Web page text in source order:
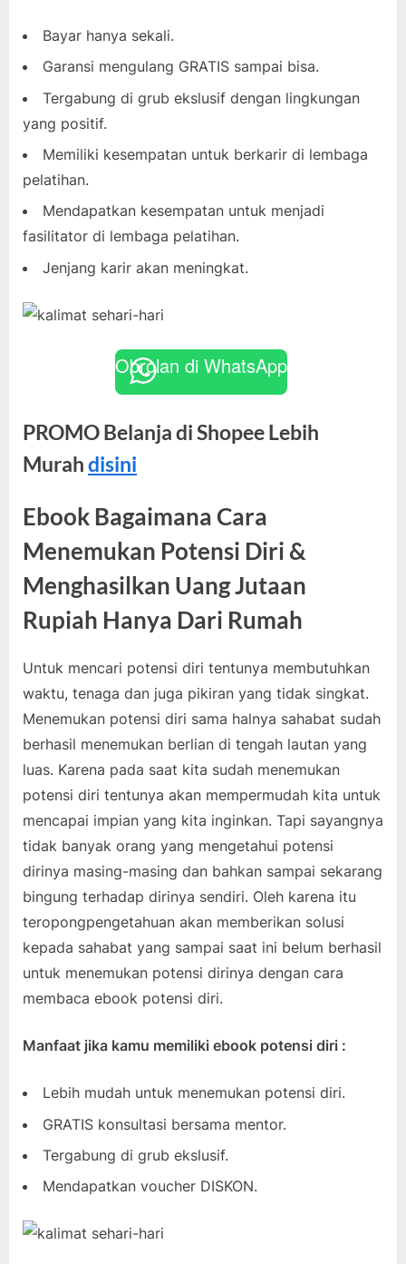
Bayar hanya sekali.
Garansi mengulang GRATIS sampai bisa.
Tergabung di grub ekslusif dengan lingkungan
yang positif.
Memiliki kesempatan untuk berkarir di lembaga
pelatihan.
Mendapatkan kesempatan untuk menjadi
fasilitator di lembaga pelatihan.
Jenjang karir akan meningkat.
Obrolan di WhatsApp
PROMO Belanja di Shopee Lebih
Murahdisini
Ebook Bagaimana Cara
Menemukan Potensi Diri &
Menghasilkan Uang Jutaan
Rupiah Hanya Dari Rumah
Untuk mencari potensi diri tentunya membutuhkan
waktu, tenaga dan juga pikiran yang tidak singkat.
Menemukan potensi diri sama halnya sahabat sudah
berhasil menemukan berlian di tengah lautan yang
luas. Karena pada saat kita sudah menemukan
potensi diri tentunya akan mempermudah kita untuk
mencapai impian yang kita inginkan. Tapi sayangnya
tidak banyak orang yang mengetahui potensi
dirinya masing-masing dan bahkan sampai sekarang
bingung terhadap dirinya sendiri. Oleh karena itu
teropongpengetahuan akan memberikan solusi
kepada sahabat yang sampai saat ini belum berhasil
untuk menemukan potensi dirinya dengan cara
membaca ebook potensi diri.
Manfaat jika kamu memiliki ebook potensi diri :
Lebih mudah untuk menemukan potensi diri.
GRATIS konsultasi bersama mentor.
Tergabung di grub ekslusif.
Mendapatkan voucher DISKON.